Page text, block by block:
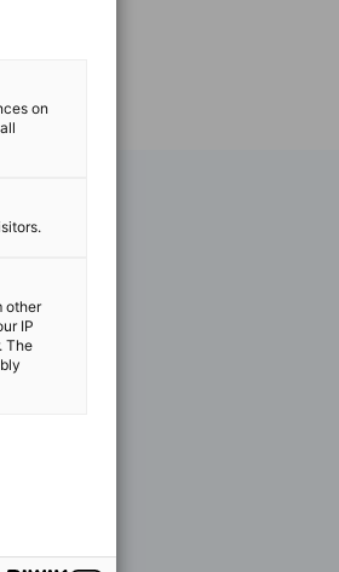
on
other
IP
The